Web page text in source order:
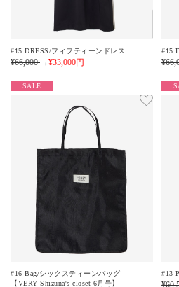
#15 DRESS/フィフティーンドレス
¥66,000→¥33,000円
#15
SALE
#16 Bag/シックスティーンバッグ
【VERY Shizuna's closet 6月号】
#13